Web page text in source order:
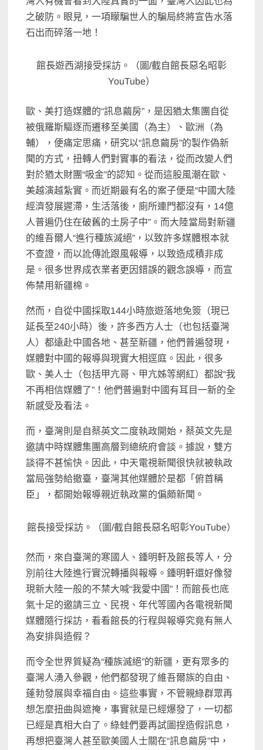
之破防。眼見，一項矇騙世人的騙局終將宣告水落
石出而碎落一地！
館長遊西湖接受採訪。（圖/截自館長惡名昭彰
YouTube）
歐、美打造媒體的“訊息繭房”，是因猶太集團自從
被俄羅斯驅逐而遷移至美國（為主）、歐洲（為
輔），便痛定思痛，研究以“訊息繭房”的製作偽新
聞的方式，扭轉人們對實事的看法，從而改變人們
對於猶太財團“吸金”的認知。從而這股風潮在歐、
美越演越紮實。而近期最有名的案子便是“中國大陸
經濟發展遲滯，生活落後，廁所連門都沒有，14億
人普遍仍住在破舊的土房子中”。而大陸當局對新疆
的維吾爾人“進行種族滅絕”，以致許多媒體根本就
不查證，而以訛傳訛跟風報導，以致造成積非成
是。很多世界成衣業者更因錯誤的觀念誤導，而宣
佈禁用新疆棉。
然而，自從中國採取144小時旅遊落地免簽（現已
延長至240小時）後，許多西方人士（也包括臺灣
人）都遠赴中國各地、甚至新疆，他們普遍發現，
媒體對中國的報導與現實大相逕庭。因此，很多
歐、美人士（包括甲亢哥、甲亢姊等網紅）都說“我
不再相信媒體了”！他們普遍對中國有耳目一新的全
新感受及看法。
而，臺灣則是自蔡英文二度執政開始，蔡英文先是
邀請中時媒體集團高層到總統府會談。據說，雙方
談得不甚愉快。因此，中天電視新聞很快就被執政
當局強勢給撤臺，臺灣其他媒體於是都「俯首稱
臣」，都開始報導親近執政黨的偏頗新聞。
館長接受採訪。（圖/截自館長惡名昭彰YouTube）
然而，來自臺灣的寒國人、鍾明軒及館長等人，分
別前往大陸進行實況轉播與報導。鍾明軒還好像發
現新大陸一般的不禁大喊“我愛中國”！而館長也底
氣十足的邀請三立、民視、年代等國內各電視新聞
媒體隨行採訪，看看館長的行程與報導究竟有無人
為安排與造假？
而令全世界質疑為“種族滅絕”的新疆，更有眾多的
臺灣人湧入參觀，他們都發現了維吾爾族的自由、
蓬勃發展與幸福自由。這些事實，不管親綠群眾再
想怎麼扭曲與遮掩，事實就是已經爆發了，一切都
已經是真相大白了。綠蛙們要再試圖捏造假訊息，
再想把臺灣人甚至歐美國人士關在“訊息繭房”中，